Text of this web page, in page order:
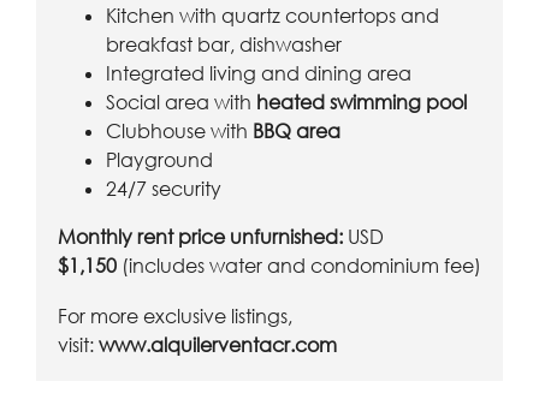
Kitchen with quartz countertops and
breakfast bar, dishwasher
Integrated living and dining area
Social area with heated swimming pool
Clubhouse with BBQ area
Playground
24/7 security
Monthly rent price unfurnished: USD
$1,150 (includes water and condominium fee)
For more exclusive listings,
visit: www.alquilerventacr.com